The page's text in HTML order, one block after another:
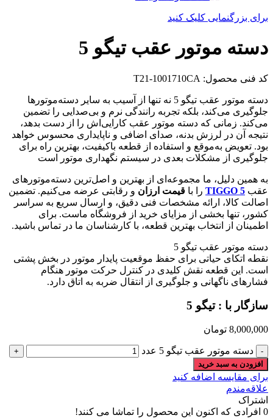
برای بزرگنمایی کلیک کنید
دسته موتور عقب تیگو 5
کد فنی محصول: T21-1001710CA
دسته موتور عقب تیگو 5 نه تنها از آسیب به سایر دسته‌موتورها
جلوگیری می‌کند، بلکه تجربه رانندگی نرم و بی‌صدایی را تضمین
می‌کند. زمانی که دسته موتور عقب کارایی‌اش را از دست بدهد،
نتیجه آن در لرزش بدنه، صدای اضافی و ناپایداری محسوس خواهد
بود. تعویض به‌موقع و استفاده از قطعه باکیفیت، بهترین راه برای
جلوگیری از مشکلات بعدی در سیستم نگهداری موتور است
به همین دلیل، ما مجموعه‌ای از بهترین و اصل‌ترین دسته‌موتورهای
عقب TIGGO 5 را با قیمت ارزان و رقابتی عرضه می‌کنیم. تضمین
اصالت کالا، ارائه مشخصات فنی دقیق، و ارسال سریع به سراسر
کشور، تنها بخشی از مزایای خرید از فروشگاه ماست. برای
اطمینان از انتخاب بهترین قطعه، با کارشناسان ما در تماس باشید.
دسته موتور عقب تیگو 5
نقطه اتکای حیاتی برای حفظ موقعیت پایدار موتور در بخش پشتی
است. این قطعه نقش کلیدی در کنترل حرکت موتور هنگام
فشارهای ناگهانی و جلوگیری از انتقال ضربه به اتاق دارد.
سازگار با : تیگو 5
8,000,000 تومان
دسته موتور عقب تیگو 5 عدد
افزودن به سبد خرید
برای مقایسه اضافه کنید
علاقه‌مندم
اشتراک
0 افرادی که اکنون این محصول را تماشا می کنند!